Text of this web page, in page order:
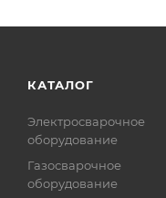
КАТАЛОГ
Электросварочное
оборудование
Газосварочное
оборудование